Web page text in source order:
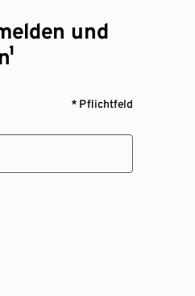
und
* Pflichtfeld